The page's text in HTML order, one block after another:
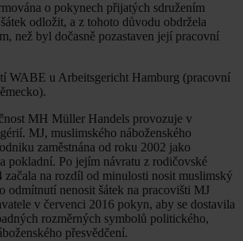
o pokynech přijatých sdružením
odložit, a z tohoto důvodu obdržela
než byl dočasně pozastaven její pracovní
WABE u Arbeitsgericht Hamburg (pracovní
MH Müller Handels provozuje v
MJ, muslimského náboženského
zaměstnána od roku 2002 jako
pokladní. Po jejím návratu z rodičovské
začala na rozdíl od minulosti nosit muslimský
odmítnutí nenosit šátek na pracovišti MJ
v červenci 2016 pokyn, aby se dostavila
rozměrných symbolů politického,
přesvědčení.